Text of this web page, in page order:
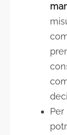
Per